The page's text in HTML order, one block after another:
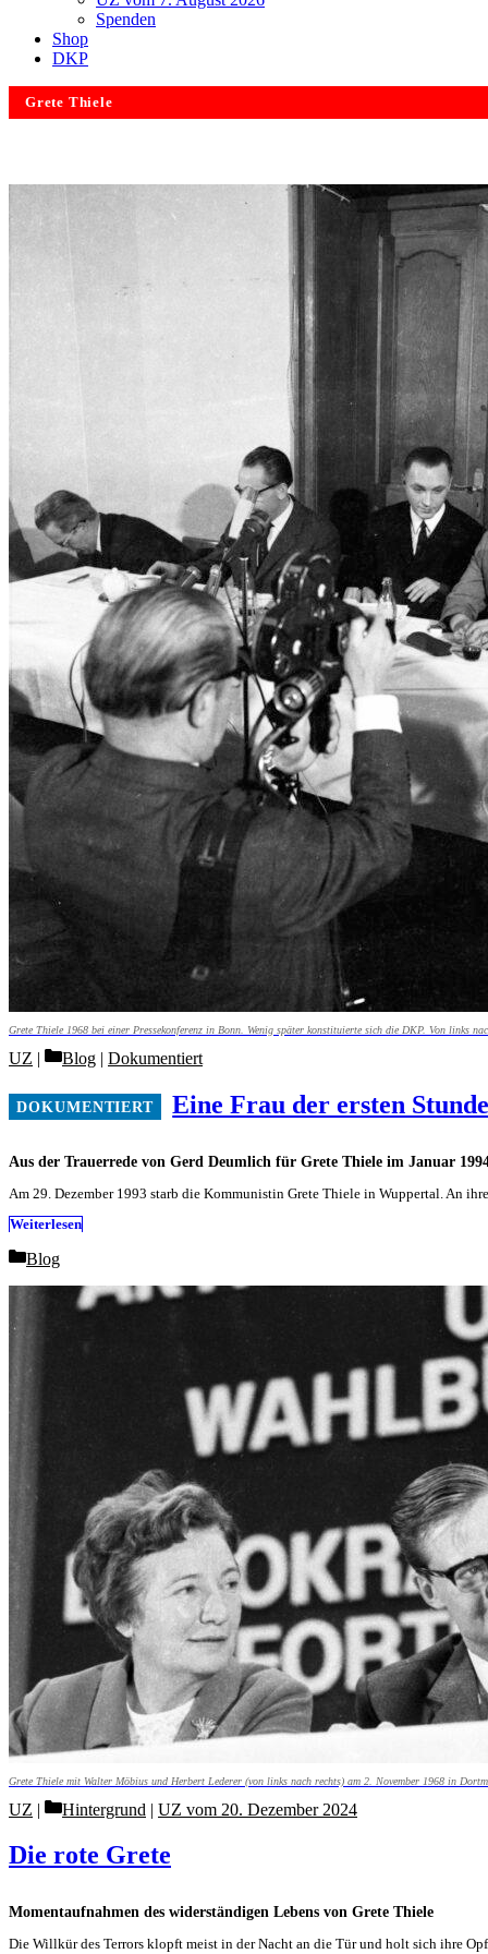
Spenden
Shop
DKP
Grete Thiele
Grete Thiele 1968 bei einer Pressekonferenz in Bonn. Wenig später konstituierte sich die DKP. Von links
Aus der Trauerrede von Gerd Deumlich für Grete Thiele im Januar
Eine Frau der ersten Stunde
UZ Categories
Blog | Dokumentiert
Am 29. Dezember 1993 starb die Kommunistin Grete Thiele in Wuppertal. An
Weiterlesen
Categories
Blog
Grete Thiele mit Walter Möbius und Herbert Lederer (von links nach rechts) am 2. November 1968 in
Momentaufnahmen des widerständigen Lebens von Grete Thiele
Die rote Grete
UZ Categories
Hintergrund | UZ vom 20. Dezember 2024
Die Willkür des Terrors klopft meist in der Nacht an die Tür und holt sich ihre